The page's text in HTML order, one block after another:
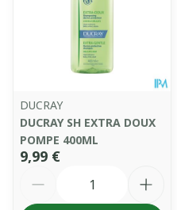
DUCRAY
DUCRAY SH EXTRA DOUX
POMPE 400ML
9,99 €